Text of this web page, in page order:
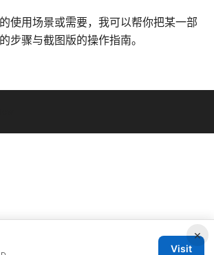
使用场景或需要，我可以帮你把某一部
步骤与截图版的操作指南。
×
Visit